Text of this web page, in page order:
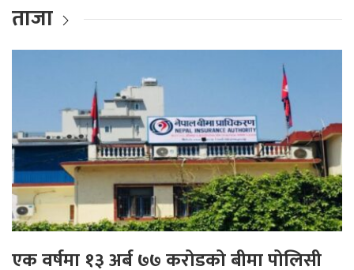
ताजा
एक वर्षमा १३ अर्ब ७७ करोडको बीमा पोलिसी